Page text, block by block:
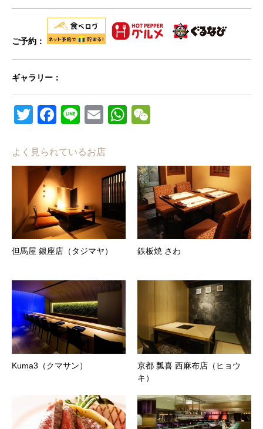
ご予約：
ギャラリー：
TwitterFacebook
LineEmailWhatsApp
よく見られているお店
但馬屋 銀座店（タジマヤ） 鉄板焼 さわ
Kuma3（クマサン）
京都 瓢喜 西麻布店（ヒョウ
キ）